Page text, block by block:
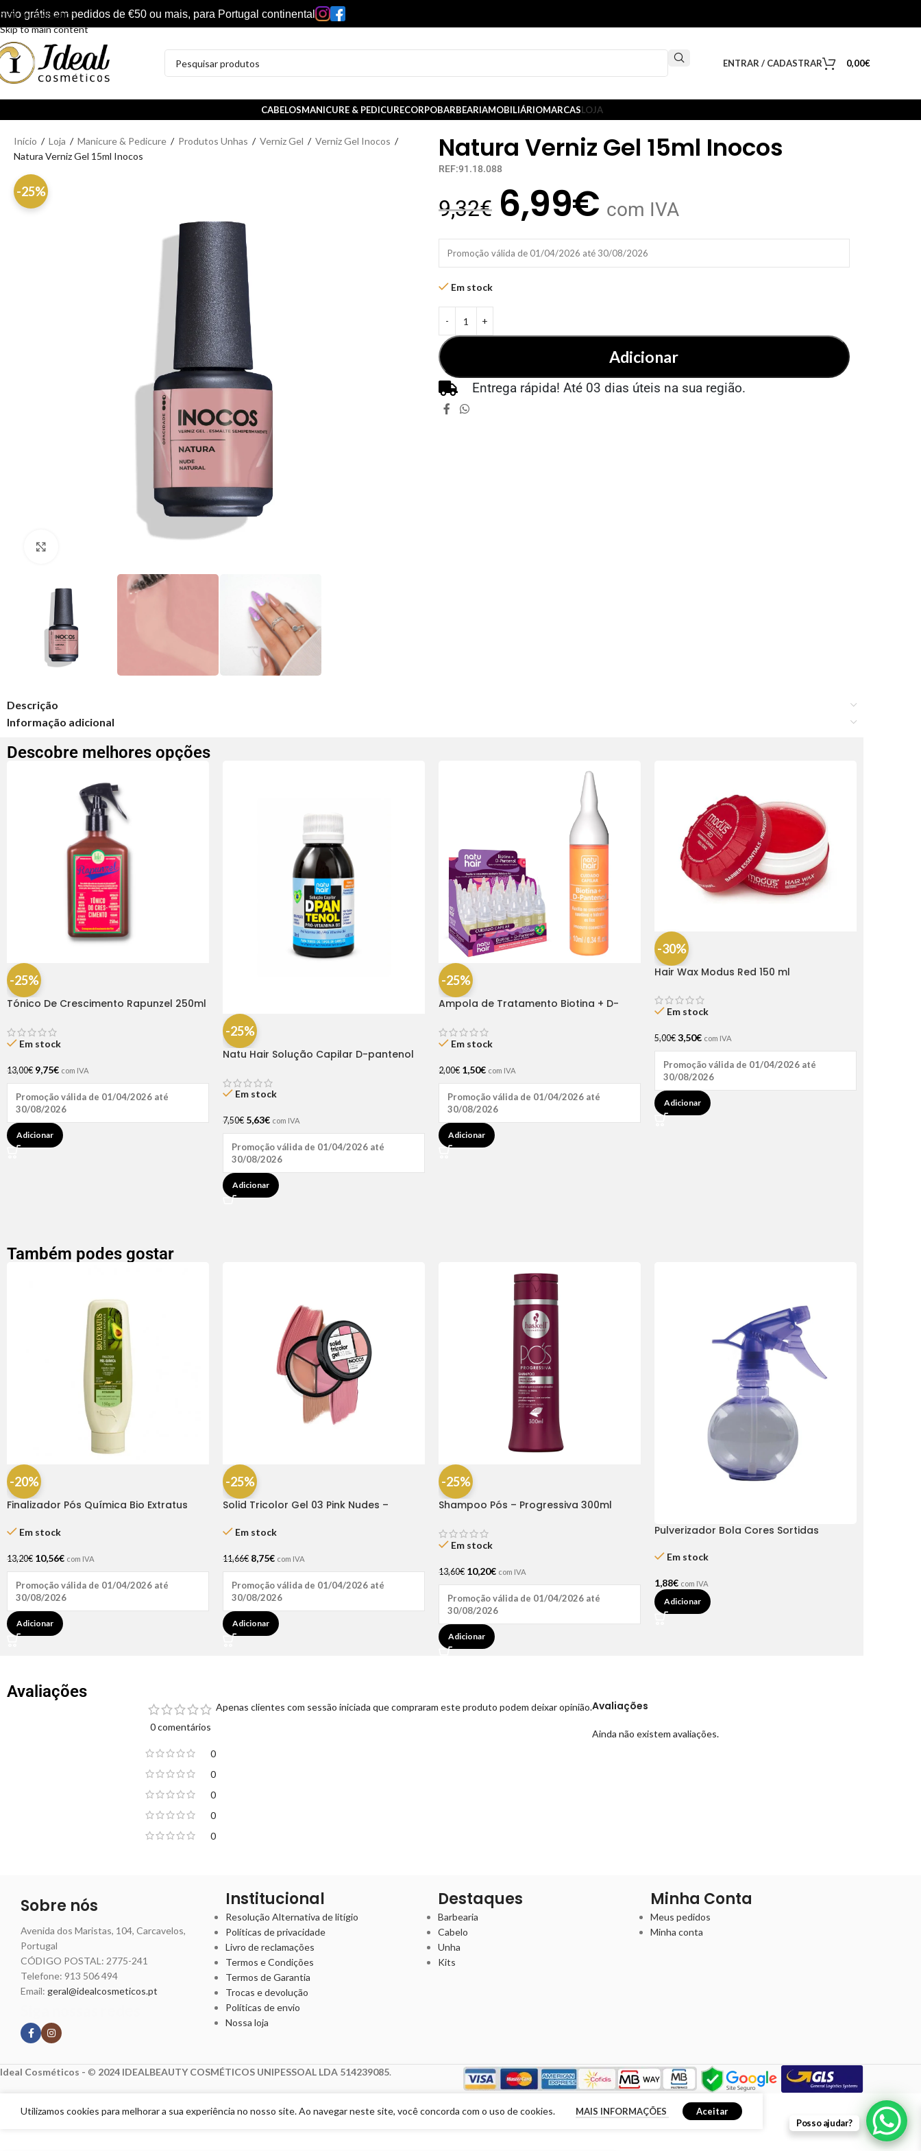
Skip to navigation
Skip to main content
grátis em pedidos de €50 ou mais, para Portugal continental
ENTRAR / CADASTRAR 0,00€
CABELOSMANICURE & PEDICURECORPOBARBEARIAMOBILIÁRIOMARCASLOJA
Início / Loja / Manicure & Pedicure / Produtos Unhas / Verniz Gel / Verniz Gel Inocos /
Natura Verniz Gel 15ml Inocos
-25%
Natura Verniz Gel 15ml Inocos
REF:91.18.088
9,32€ 6,99€ com IVA
Promoção válida de 01/04/2026 até 30/08/2026
Em stock
Adicionar
Entrega rápida! Até 03 dias úteis na sua região.
Descrição
Informação adicional
Descobre melhores opções
-25%
Tónico De Crescimento Rapunzel 250ml
Em stock
13,00€ 9,75€ com IVA
Promoção válida de 01/04/2026 até
30/08/2026
Adicionar
-25%
Natu Hair Solução Capilar D-pantenol
Em stock
7,50€ 5,63€ com IVA
Promoção válida de 01/04/2026 até
30/08/2026
Adicionar
-25%
Ampola de Tratamento Biotina + D-
Em stock
2,00€ 1,50€ com IVA
Promoção válida de 01/04/2026 até
30/08/2026
Adicionar
-30%
Hair Wax Modus Red 150 ml
Em stock
5,00€ 3,50€ com IVA
Promoção válida de 01/04/2026 até
30/08/2026
Adicionar
Também podes gostar
-20%
Finalizador Pós Química Bio Extratus
Em stock
13,20€ 10,56€ com IVA
Promoção válida de 01/04/2026 até
30/08/2026
Adicionar
-25%
Solid Tricolor Gel 03 Pink Nudes –
Em stock
11,66€ 8,75€ com IVA
Promoção válida de 01/04/2026 até
30/08/2026
Adicionar
-25%
Shampoo Pós – Progressiva 300ml
Em stock
13,60€ 10,20€ com IVA
Promoção válida de 01/04/2026 até
30/08/2026
Adicionar
Pulverizador Bola Cores Sortidas
Em stock
1,88€ com IVA
Adicionar
Avaliações
0 comentários
0
0
0
0
0
Avaliações
Ainda não existem avaliações.
Apenas clientes com sessão iniciada que compraram este produto podem deixar opinião.
Sobre nós
Avenida dos Maristas, 104, Carcavelos,
Portugal
CÓDIGO POSTAL: 2775-241
Telefone: 913 506 494
Email: geral@idealcosmeticos.pt
Institucional
Resolução Alternativa de litígio
Políticas de privacidade
Livro de reclamações
Termos e Condições
Termos de Garantia
Trocas e devolução
Políticas de envio
Nossa loja
Destaques
Barbearia
Cabelo
Unha
Kits
Minha Conta
Meus pedidos
Minha conta
Ideal Cosméticos - © 2024 IDEALBEAUTY COSMÉTICOS UNIPESSOAL LDA 514239085.
Utilizamos cookies para melhorar a sua experiência no nosso site. Ao navegar neste site, você concorda com o uso de cookies. MAIS INFORMAÇÕES
Aceitar
Posso ajudar?